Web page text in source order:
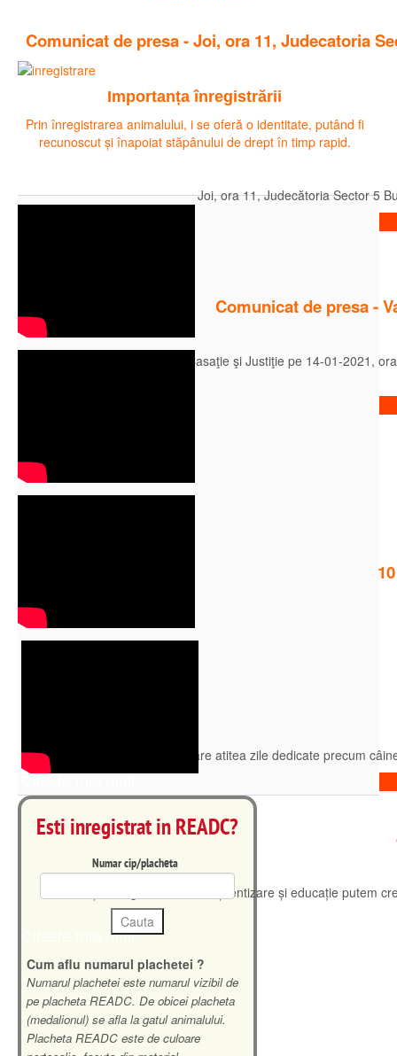
Comunicat de presa - Joi, ora 11, Judecatoria
Joi, ora 11, Judecătoria Sector 5
Comunicat de presa -
Se decide la Înalta Curte de Casaţie şi Justiţie pe 14-01-2021,
Niciun alt animal pe glob nu are atitea zile dedicate precum
Prin creșterea gradului de conștientizare și educație putem
Citeste mai mult
Importanța înregistrării
Prin înregistrarea animalului, i se oferă o identitate, putând fi
recunoscut și înapoiat stăpânului de drept în timp rapid.
Esti inregistrat in READC?
Numar cip/placheta
Cum aflu numarul plachetei ?
Numarul plachetei este numarul vizibil de
pe placheta READC. De obicei placheta
(medalionul) se afla la gatul animalului.
Placheta READC este de culoare